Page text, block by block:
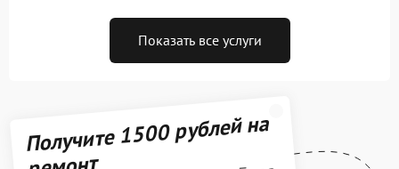
Показать все услуги
Получите 1500 рублей на